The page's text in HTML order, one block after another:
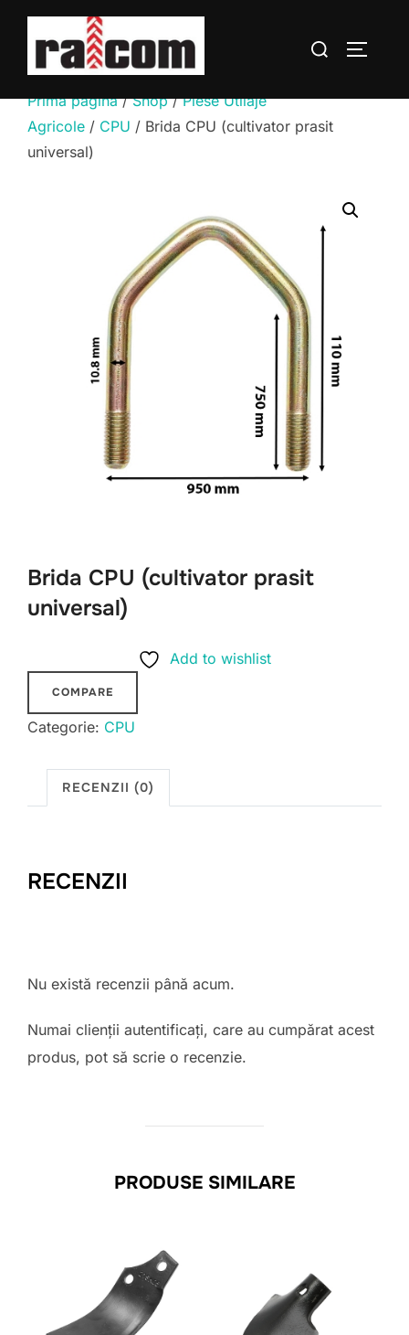
conținut
Caută
Prima pagină/Shop/Piese Utilaje
Agricole / CPU / Brida CPU (cultivator prasit
universal)
Brida CPU (cultivator prasit
universal)
Add to wishlist
COMPARE
Categorie: CPU
RECENZII (0)
RECENZII
Nu există recenzii până acum.
Numai clienții autentificați, care au cumpărat acest
produs, pot să scrie o recenzie.
PRODUSE SIMILARE